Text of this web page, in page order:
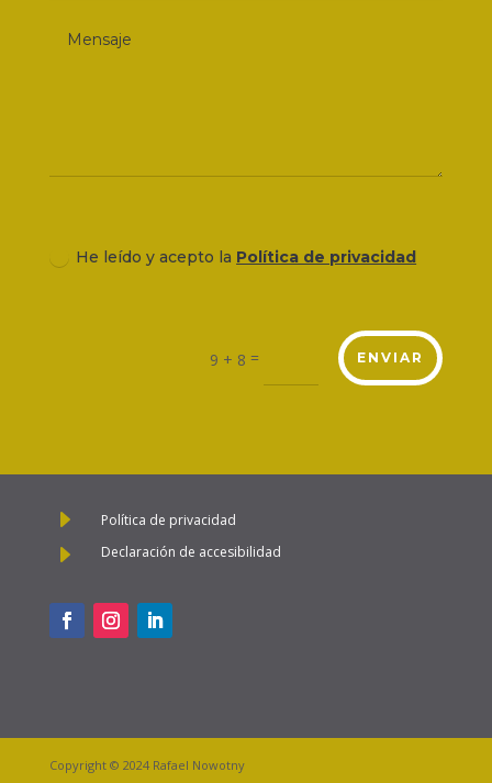
He leído y acepto la Política de privacidad
9 + 8 = ENVIAR
E Política de privacidad
E Declaración de accesibilidad
Copyright © 2024 Rafael Nowotny